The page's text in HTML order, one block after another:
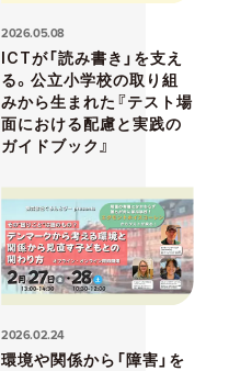
2026.05.08
ICTが「読み書き」を支え
る。公立小学校の取り組
みから生まれた『テスト場
面における配慮と実践の
ガイドブック』
2026.02.24
環境や関係から「障害」を